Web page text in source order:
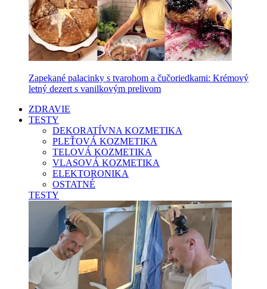
Zapekané palacinky s tvarohom a čučoriedkami: Krémový
letný dezert s vanilkovým prelivom
ZDRAVIE
TESTY
DEKORATÍVNA KOZMETIKA
PLEŤOVÁ KOZMETIKA
TELOVÁ KOZMETIKA
VLASOVÁ KOZMETIKA
ELEKTORONIKA
OSTATNÉ
TESTY